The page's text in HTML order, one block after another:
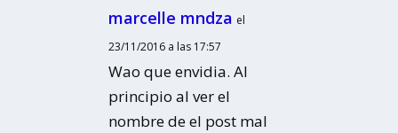
marcelle mndza el
23/11/2016 a las 17:57
Wao que envidia. Al
principio al ver el
nombre de el post mal